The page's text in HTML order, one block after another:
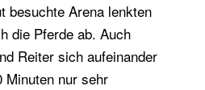
besuchte Arena lenkten
die Pferde ab. Auch
Reiter sich aufeinander
Minuten nur sehr